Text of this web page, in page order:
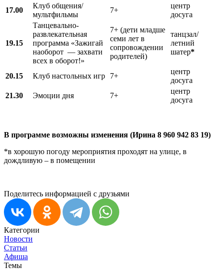
17.00
Клуб общения/
мультфильмы
7+
центр
досуга
19.15
Танцевально-
развлекательная
программа «Зажигай
наоборот — захвати
всех в оборот!»
7+ (дети младше
семи лет в
сопровождении
родителей)
танцзал/
летний
шатер*
20.15 Клуб настольных игр 7+
центр
досуга
21.30
Эмоции дня 7+
центр
досуга
В программе возможны изменения (Ирина 8 960 942 83 19)
*в хорошую погоду мероприятия проходят на улице, в
дождливую – в помещении
Поделитесь информацией с друзьями
Категории
Новости
Статьи
Афиша
Темы